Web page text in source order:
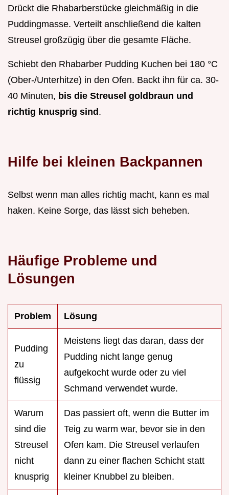
Drückt die Rhabarberstücke gleichmäßig in die
Puddingmasse. Verteilt anschließend die kalten
Streusel großzügig über die gesamte Fläche.
Schiebt den Rhabarber Pudding Kuchen bei 180 °C
(Ober-/Unterhitze) in den Ofen. Backt ihn für ca. 30-
40 Minuten, bis die Streusel goldbraun und
richtig knusprig sind.
Hilfe bei kleinen Backpannen
Selbst wenn man alles richtig macht, kann es mal
haken. Keine Sorge, das lässt sich beheben.
Häufige Probleme und
Lösungen
Problem Lösung
Pudding
zu
flüssig
Meistens liegt das daran, dass der
Pudding nicht lange genug
aufgekocht wurde oder zu viel
Schmand verwendet wurde.
Warum
sind die
Streusel
nicht
knusprig
Das passiert oft, wenn die Butter im
Teig zu warm war, bevor sie in den
Ofen kam. Die Streusel verlaufen
dann zu einer flachen Schicht statt
kleiner Knubbel zu bleiben.